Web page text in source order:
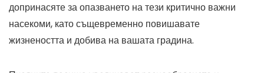
допринасяте за опазването на тези критично важни
насекоми, като същевременно повишавате
жизнеността и добива на вашата градина.